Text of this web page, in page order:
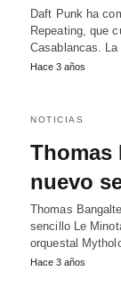
Daft Punk ha
Repeating, que
Casablancas.
Hace 3 años
NOTICIAS
Thomas
nuevo
Thomas
sencillo Le
orquestal
Hace 3 años